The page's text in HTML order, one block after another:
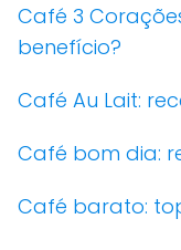
Café 3
benefício?
Café Au Lait:
Café bom dia:
Café barato: